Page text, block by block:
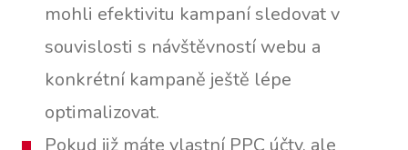
mohli efektivitu kampaní sledovat v
souvislosti s návštěvností webu a
konkrétní kampaně ještě lépe
optimalizovat.
Pokud již máte vlastní PPC účty, ale